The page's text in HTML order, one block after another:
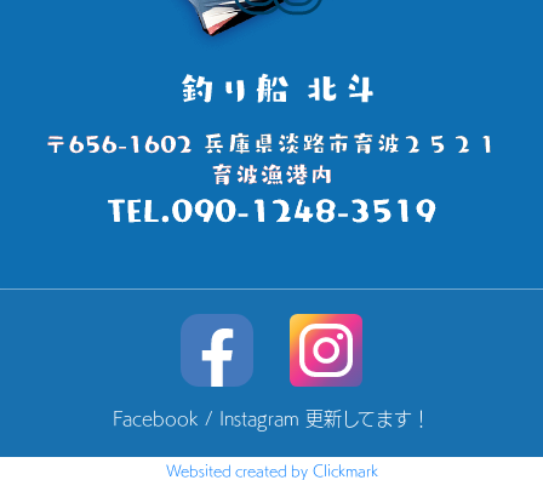
Facebook / Instagram 更新してます！
Websited created by Clickmark